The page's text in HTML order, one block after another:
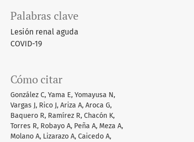
Palabras clave
Lesión renal aguda
COVID-19
Cómo citar
González C, Yama E, Yomayusa N,
Vargas J, Rico J, Ariza A, Aroca G,
Baquero R, Ramírez R, Chacón K,
Torres R, Robayo A, Peña A, Meza A,
Molano A, Lizarazo A, Caicedo A,